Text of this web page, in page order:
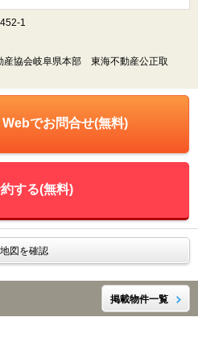
1
産協会岐阜県本部 東海不動産公正取
Webでお問合せ(無料)
する(無料)
地図を確認
掲載物件一覧